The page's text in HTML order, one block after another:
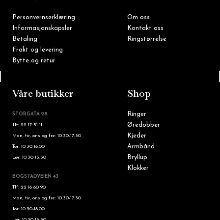
Personvernserklæring
Informasjonskapsler
Betaling
Frakt og levering
Bytte og retur
Om oss
Kontakt oss
Ringstørrelse
Våre butikker
STORGATA 28
Tlf: 22 17 51 11
Man, tir, ons og fre: 10.30-17.30
Tor: 10.30-18.00
Lør: 10.30-15.30
BOGSTADVEIEN 43
Tlf: 22 16 60 90
Man, tir, ons og fre: 10.30-17.30
Tor: 10.30-18.00
Shop
Ringer
Øredobber
Kjeder
Armbånd
Bryllup
Klokker